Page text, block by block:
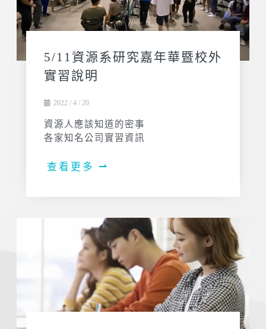
5/11資源系研究嘉年華暨校外
實習說明
2022 / 4 / 20
資源人應該知道的密事
各家知名公司實習資訊
查看更多 ⇀